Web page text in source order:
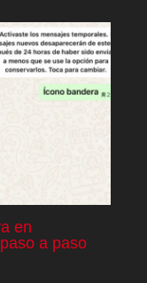
en
a paso